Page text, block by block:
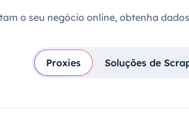
o seu negócio online, obtenha
Proxies Soluções de